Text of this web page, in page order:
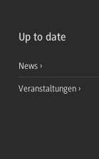
Up to date
News
Veranstaltungen